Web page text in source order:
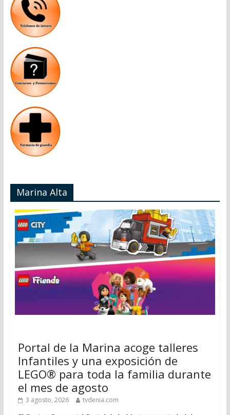
Marina Alta
Portal de la Marina acoge talleres
Infantiles y una exposición de
LEGO® para toda la familia durante
el mes de agosto
3 agosto, 2026 tvdenia.com